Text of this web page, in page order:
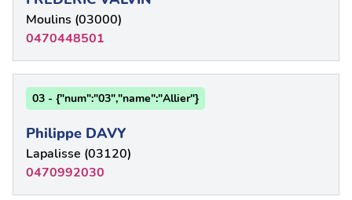
Moulins (03000)
0470448501
03 - {"num":"03","name":"Allier"}
Philippe DAVY
Lapalisse (03120)
0470992030